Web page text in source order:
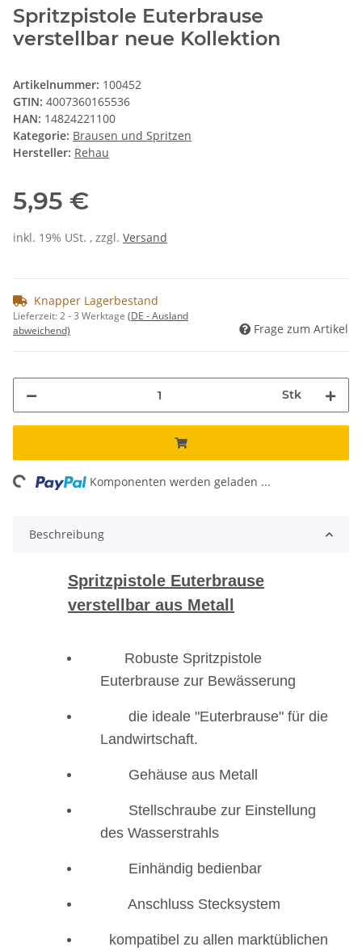
Spritzpistole Euterbrause
verstellbar neue Kollektion
Artikelnummer: 100452
GTIN: 4007360165536
HAN: 14824221100
Kategorie: Brausen und Spritzen
Hersteller: Rehau
5,95 €
inkl. 19% USt. , zzgl. Versand
Knapper Lagerbestand
Lieferzeit:2 - 3 Werktage (DE - Ausland
abweichend)
Frage zum Artikel
Stk
Komponenten werden geladen ...
Beschreibung
Spritzpistole Euterbrause
verstellbar aus Metall
Robuste Spritzpistole
Euterbrause zur Bewässerung
die ideale "Euterbrause" für die
Landwirtschaft.
Gehäuse aus Metall
Stellschraube zur Einstellung
des Wasserstrahls
Einhändig bedienbar
Anschluss Stecksystem
kompatibel zu allen marktüblichen